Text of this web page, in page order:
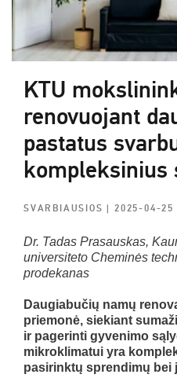
KTU
renovuojant
pastatus
kompleksinius
SVARBIAUSIOS| 2025-04-25
Dr. Tadas Prasauskas,
universiteto Cheminės
prodekanas
Daugiabučių namų
priemonė, siekiant
ir pagerinti gyvenimo
mikroklimatui yra
pasirinktų sprendimų